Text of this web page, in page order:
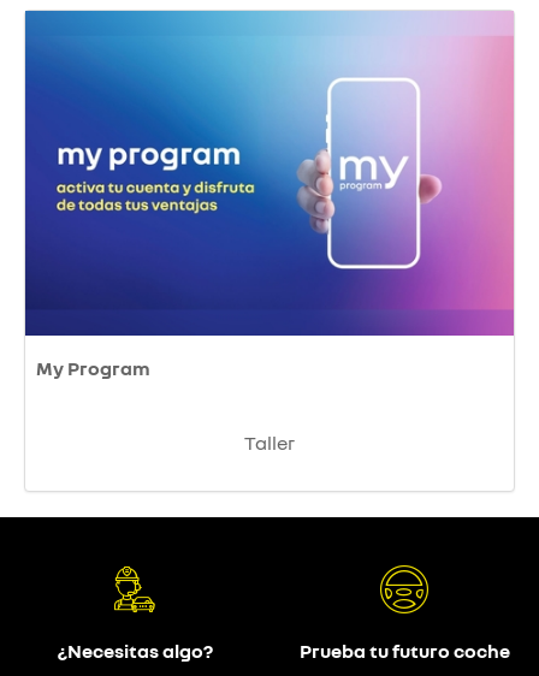
My Program
Taller
¿Necesitas algo?
Prueba tu futuro coche